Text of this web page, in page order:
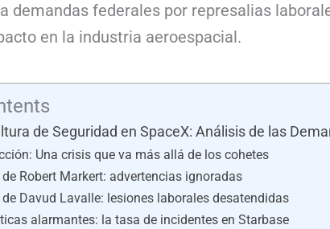
demandas federales por represalias
en la industria aeroespacial.
de Seguridad en SpaceX: Análisis de las
Una crisis que va más allá de los cohetes
Robert Markert: advertencias ignoradas
Davud Lavalle: lesiones laborales desatendidas
alarmantes: la tasa de incidentes en Starbase